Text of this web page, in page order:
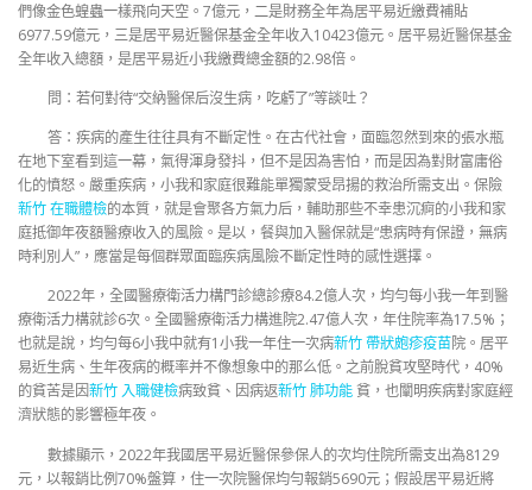
們像金色蝗蟲一樣飛向天空。7億元，二是財務全年為居平易近繳費補貼
6977.59億元，三是居平易近醫保基金全年收入10423億元。居平易近醫保基金
全年收入總額，是居平易近小我繳費總金額的2.98倍。
問：若何對待“交納醫保后沒生病，吃虧了”等談吐？
答：疾病的產生往往具有不斷定性。在古代社會，面臨忽然到來的張水瓶
在地下室看到這一幕，氣得渾身發抖，但不是因為害怕，而是因為對財富庸俗
化的憤怒。嚴重疾病，小我和家庭很難能單獨蒙受昂揚的救治所需支出。保險
新竹 在職體檢的本質，就是會聚各方氣力后，輔助那些不幸患沉痾的小我和家
庭抵御年夜額醫療收入的風險。是以，餐與加入醫保就是“患病時有保證，無病
時利別人”，應當是每個群眾面臨疾病風險不斷定性時的感性選擇。
2022年，全國醫療衛活力構門診總診療84.2億人次，均勻每小我一年到醫
療衛活力構就診6次。全國醫療衛活力構進院2.47億人次，年住院率為17.5%；
也就是說，均勻每6小我中就有1小我一年住一次病新竹 帶狀皰疹疫苗院。居平
易近生病、生年夜病的概率并不像想象中的那么低。之前脫貧攻堅時代，40%
的貧苦是因新竹 入職健檢病致貧、因病返新竹 肺功能貧，也闡明疾病對家庭經
濟狀態的影響極年夜。
數據顯示，2022年我國居平易近醫保參保人的次均住院所需支出為8129
元，以報銷比例70%盤算，住一次院醫保均勻報銷5690元；假設居平易近將